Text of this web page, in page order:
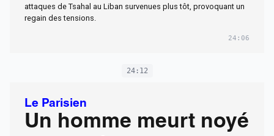
attaques de Tsahal au Liban survenues plus tôt, provoquant un
regain des tensions.
24:06
24:12
Le Parisien
Un homme meurt noyé